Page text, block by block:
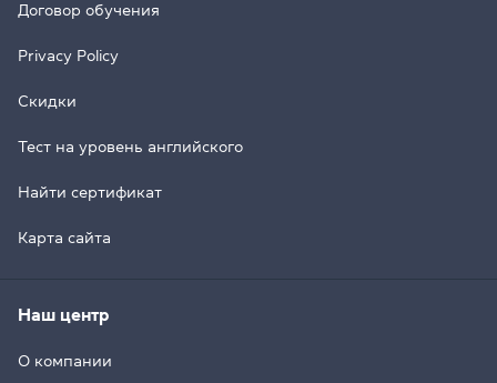
Договор обучения
Privacy Policy
Скидки
Тест на уровень английского
Найти сертификат
Карта сайта
Наш центр
О компании